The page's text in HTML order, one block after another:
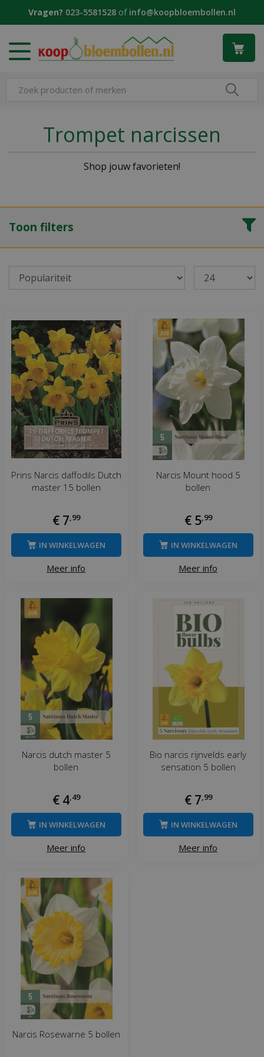
Vragen? 023-5581528 of info@koopbloembollen.nl
Trompet narcissen
Shop jouw favorieten!
Toon filters
Prins Narcis daffodils Dutch
master 15 bollen
€ 7 99
Meer info
IN WINKELWAGEN
Narcis Mount hood 5
bollen
€ 5 99
Meer info
IN WINKELWAGEN
Narcis dutch master 5
bollen
€ 4 49
Meer info
IN WINKELWAGEN
Bio narcis rijnvelds early
sensation 5 bollen
€ 7 99
Meer info
IN WINKELWAGEN
Narcis Rosewarne 5 bollen